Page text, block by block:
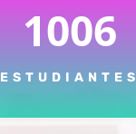
1006
ESTUDIANTES